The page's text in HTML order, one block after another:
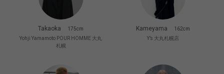
Takaoka
175cm
Yohji Yamamoto POUR HOMME 大丸
札幌
Kameyama
162cm
Y’s 大丸札幌店